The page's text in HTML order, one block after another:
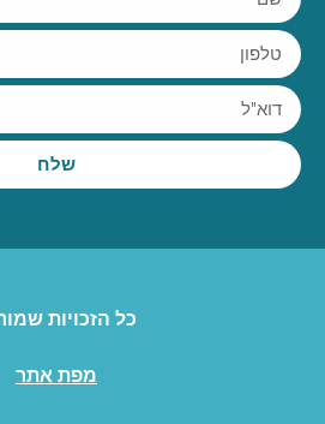
שלח
כל הזכויות
מפת אתר